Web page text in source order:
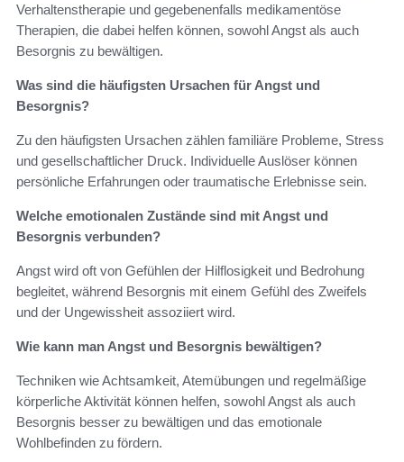
Verhaltenstherapie und gegebenenfalls medikamentöse
Therapien, die dabei helfen können, sowohl Angst als auch
Besorgnis zu bewältigen.
Was sind die häufigsten Ursachen für Angst und
Besorgnis?
Zu den häufigsten Ursachen zählen familiäre Probleme, Stress
und gesellschaftlicher Druck. Individuelle Auslöser können
persönliche Erfahrungen oder traumatische Erlebnisse sein.
Welche emotionalen Zustände sind mit Angst und
Besorgnis verbunden?
Angst wird oft von Gefühlen der Hilflosigkeit und Bedrohung
begleitet, während Besorgnis mit einem Gefühl des Zweifels
und der Ungewissheit assoziiert wird.
Wie kann man Angst und Besorgnis bewältigen?
Techniken wie Achtsamkeit, Atemübungen und regelmäßige
körperliche Aktivität können helfen, sowohl Angst als auch
Besorgnis besser zu bewältigen und das emotionale
Wohlbefinden zu fördern.